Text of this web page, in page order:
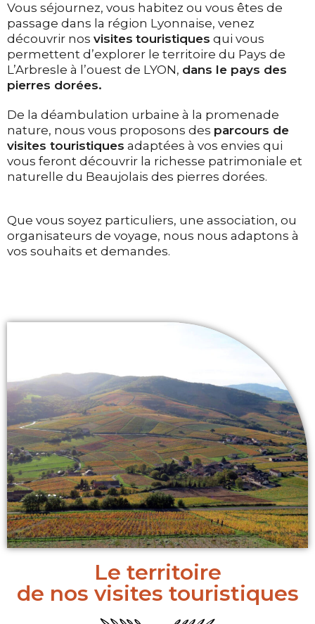
Vous séjournez, vous habitez ou vous êtes de
passage dans la région Lyonnaise, venez
découvrir nos visites touristiques qui vous
permettent d’explorer le territoire du Pays de
L’Arbresle à l’ouest de LYON, dans le pays des
pierres dorées.
De la déambulation urbaine à la promenade
nature, nous vous proposons des parcours de
visites touristiques adaptées à vos envies qui
vous feront découvrir la richesse patrimoniale et
naturelle du Beaujolais des pierres dorées.
Que vous soyez particuliers, une association, ou
organisateurs de voyage, nous nous adaptons à
vos souhaits et demandes.
Le territoire
de nos visites touristiques